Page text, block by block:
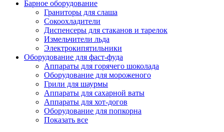
Барное оборудование
Граниторы для слаша
Сокоохладители
Диспенсеры для стаканов и тарелок
Измельчители льда
Электрокипятильники
Оборудование для фаст-фуда
Аппараты для горячего шоколада
Оборудование для мороженого
Грили для шаурмы
Аппараты для сахарной ваты
Аппараты для хот-догов
Оборудование для попкорна
Показать все